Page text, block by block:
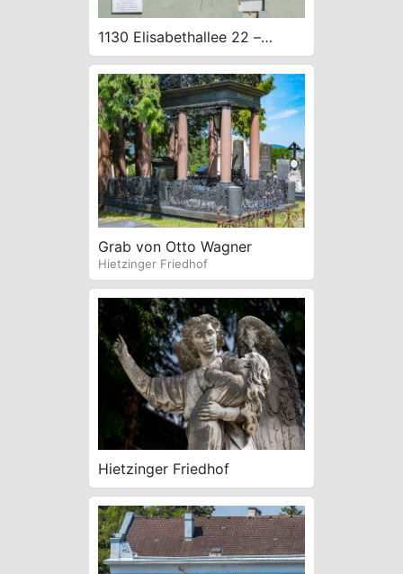
1130 Elisabethallee 22 –
Rudolfine Muhr-Hof –
Sonnenuhr – Wandbild
Generationen von Hubert
Tuttner 1955
Grab von Otto Wagner
Hietzinger Friedhof
Hietzinger Friedhof